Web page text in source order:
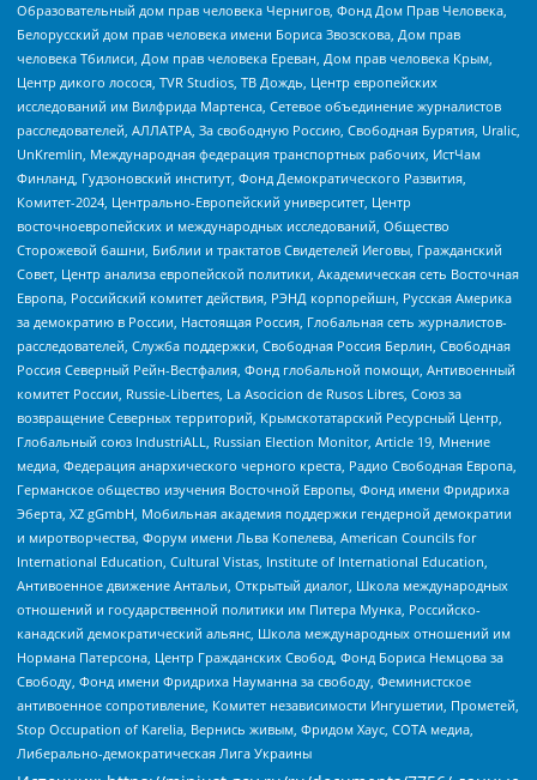
Образовательный дом прав человека Чернигов, Фонд Дом Прав Человека,
Белорусский дом прав человека имени Бориса Звозскова, Дом прав
человека Тбилиси, Дом прав человека Ереван, Дом прав человека Крым,
Центр дикого лосося, TVR Studios, ТВ Дождь, Центр европейских
исследований им Вилфрида Мартенса, Сетевое объединение журналистов
расследователей, АЛЛАТРА, За свободную Россию, Свободная Бурятия, Uralic,
UnKremlin, Международная федерация транспортных рабочих, ИстЧам
Финланд, Гудзоновский институт, Фонд Демократического Развития,
Комитет-2024, Центрально-Европейский университет, Центр
восточноевропейских и международных исследований, Общество
Сторожевой башни, Библии и трактатов Свидетелей Иеговы, Гражданский
Совет, Центр анализа европейской политики, Академическая сеть Восточная
Европа, Российский комитет действия, РЭНД корпорейшн, Русская Америка
за демократию в России, Настоящая Россия, Глобальная сеть журналистов-
расследователей, Служба поддержки, Свободная Россия Берлин, Свободная
Россия Северный Рейн-Вестфалия, Фонд глобальной помощи, Антивоенный
комитет России, Russie-Libertes, La Asocicion de Rusos Libres, Союз за
возвращение Северных территорий, Крымскотатарский Ресурсный Центр,
Глобальный союз IndustriALL, Russian Election Monitor, Article 19, Мнение
медиа, Федерация анархического черного креста, Радио Свободная Европа,
Германское общество изучения Восточной Европы, Фонд имени Фридриха
Эберта, XZ gGmbH, Мобильная академия поддержки гендерной демократии
и миротворчества, Форум имени Льва Копелева, American Councils for
International Education, Cultural Vistas, Institute of International Education,
Антивоенное движение Антальи, Открытый диалог, Школа международных
отношений и государственной политики им Питера Мунка, Российско-
канадский демократический альянс, Школа международных отношений им
Нормана Патерсона, Центр Гражданских Свобод, Фонд Бориса Немцова за
Свободу, Фонд имени Фридриха Науманна за свободу, Феминистское
антивоенное сопротивление, Комитет независимости Ингушетии, Прометей,
Stop Occupation of Karelia, Вернись живым, Фридом Хаус, СОТА медиа,
Либерально-демократическая Лига Украины